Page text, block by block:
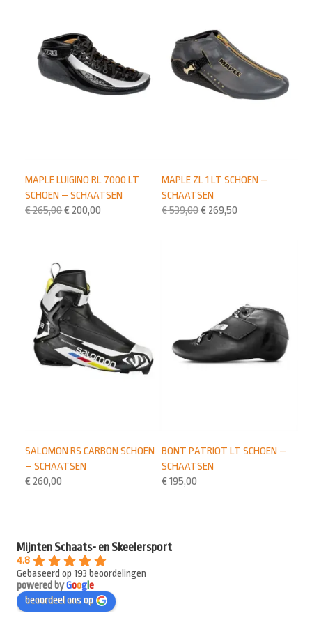
MAPLE ZL 1 LT SCHOEN –
SCHAATSEN
€539,00€ 269,50
MAPLE LUIGINO RL 7000 LT
SCHOEN – SCHAATSEN
€265,00€ 200,00
BONT PATRIOT LT SCHOEN –
SCHAATSEN
€ 195,00
SALOMON RS CARBON SCHOEN
– SCHAATSEN
€ 260,00
Mijnten Schaats- en Skeelersport
4.8
Gebaseerd op 193 beoordelingen
powered byGooge
beoordeel ons op